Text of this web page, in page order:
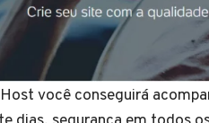
você conseguirá